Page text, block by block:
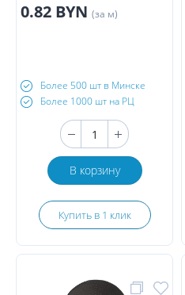
0.82 BYN (за м)
Более 500 шт в Минске
Более 1000 шт на РЦ
В корзину
Купить в 1 клик